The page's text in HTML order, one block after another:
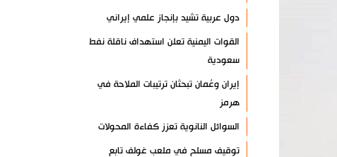
دول عربية تشيد بإنجاز علمي إيراني
القوات اليمنية تعلن استهداف ناقلة نفط
سعودية
إيران وعُمان تبحثان ترتيبات الملاحة في
هرمز
السوائل النانوية تعزز كفاءة المحولات
توقيف مسلح في ملعب غولف تابع